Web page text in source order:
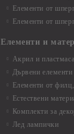
Елементи от
Елементи от
Елементи и
Акрил и пластмаса
Дървени елементи
Елементи от
Естествени
Комплекти за
Лед лампички